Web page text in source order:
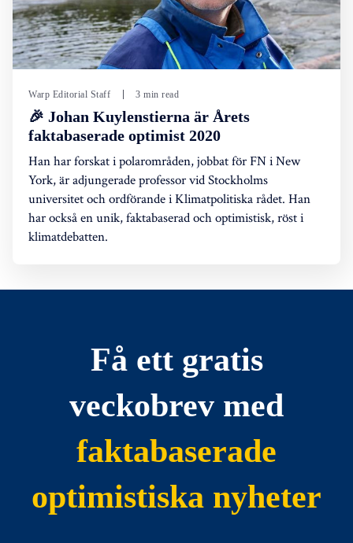
Warp Editorial Staff 3 min read
🎉 Johan Kuylenstierna är Årets
faktabaserade optimist 2020
Han har forskat i polarområden, jobbat för FN i New
York, är adjungerade professor vid Stockholms
universitet och ordförande i Klimatpolitiska rådet. Han
har också en unik, faktabaserad och optimistisk, röst i
klimatdebatten.
Få ett gratis
veckobrev med
faktabaserade
optimistiska nyheter